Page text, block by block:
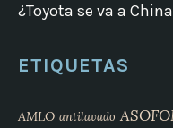
¿Toyota se va a
ETIQUETAS
AMLO antilavado